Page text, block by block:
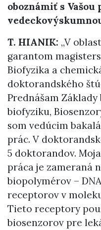
oboznámiť s Vašou
T. HIANIK: „V
garantom
Biofyzika a
doktorandského
Prednášam
biofyziku,
som vedúcim
prác. V
5 doktorandov.
práca je zameraná
biopolymérov –
receptorov v
Tieto receptory
biosenzorov pre